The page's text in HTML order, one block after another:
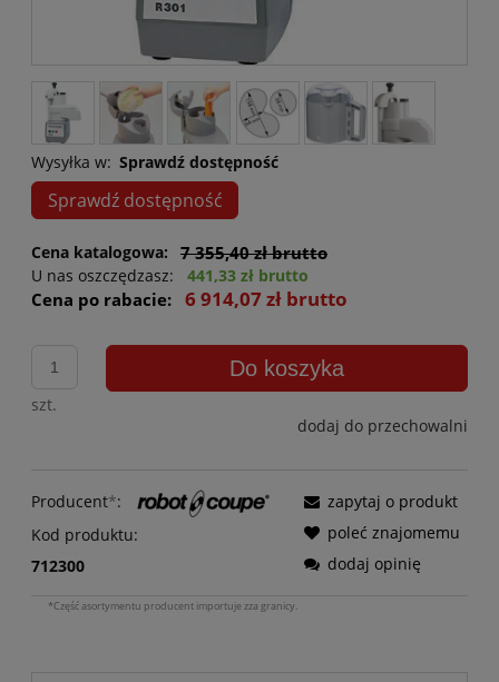
Wysyłka w: Sprawdź dostępność
Sprawdź dostępność
Cena katalogowa: 7 355,40 zł brutto
U nas oszczędzasz: 441,33 zł brutto
Cena po rabacie: 6 914,07 zł brutto
szt.
Do koszyka
dodaj do przechowalni
Producent*:
Kod produktu:
712300
zapytaj o produkt
poleć znajomemu
dodaj opinię
*Część asortymentu producent importuje zza granicy.